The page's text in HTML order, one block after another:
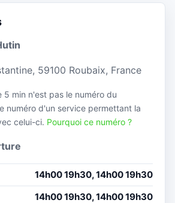
59100 Roubaix, France
5 min n'est pas le numéro du
numéro d'un service permettant la
celui-ci. Pourquoi ce numéro ?
14h00 19h30, 14h00 19h30
14h00 19h30, 14h00 19h30